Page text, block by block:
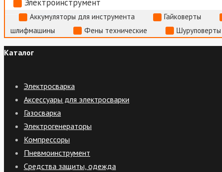
Электроинструмент
Аккумуляторы для инструмента
Гайковерты
шлифмашины
Фены технические
Каталог
Электросварка
Аксессуары для электросварки
Газосварка
Электрогенераторы
Компрессоры
Пневмоинструмент
Средства защиты, одежда